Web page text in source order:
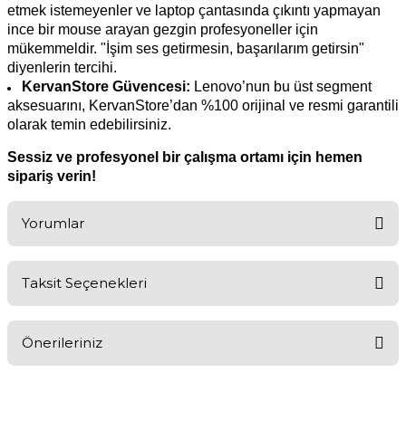
etmek istemeyenler ve laptop çantasında çıkıntı yapmayan
ince bir mouse arayan gezgin profesyoneller için
mükemmeldir. "İşim ses getirmesin, başarılarım getirsin"
diyenlerin tercihi.
KervanStore Güvencesi: Lenovo’nun bu üst segment
aksesuarını, KervanStore’dan %100 orijinal ve resmi garantili
olarak temin edebilirsiniz.
Sessiz ve profesyonel bir çalışma ortamı için hemen
sipariş verin!
Yorumlar
Taksit Seçenekleri
Önerileriniz